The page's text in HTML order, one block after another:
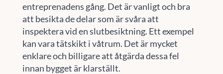
entreprenadens gång. Det är vanligt och bra
att besikta de delar som är svåra att
inspektera vid en slutbesiktning. Ett exempel
kan vara tätskikt i våtrum. Det är mycket
enklare och billigare att åtgärda dessa fel
innan bygget är klarställt.